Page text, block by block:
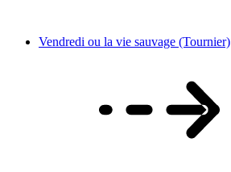
Vendredi ou la vie sauvage (Tournier)